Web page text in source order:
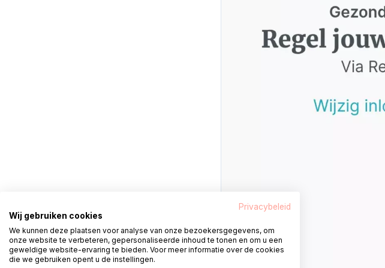
Privacybeleid
Wij gebruiken cookies
We kunnen deze plaatsen voor analyse van onze bezoekersgegevens, om
onze website te verbeteren, gepersonaliseerde inhoud te tonen en om u een
geweldige website-ervaring te bieden. Voor meer informatie over de cookies
die we gebruiken opent u de instellingen.